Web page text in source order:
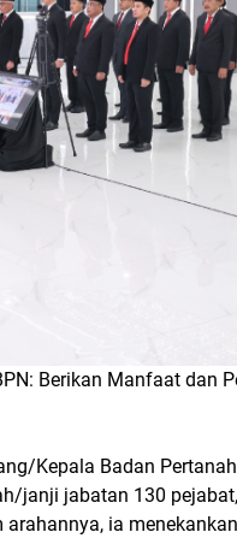
Berikan Manfaat dan
Kepala Badan
janji jabatan 130
ia